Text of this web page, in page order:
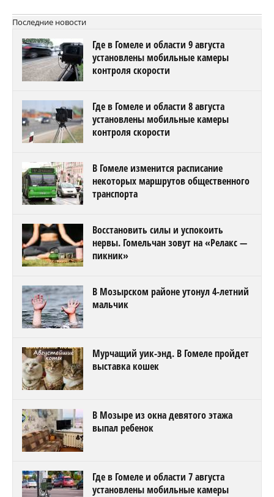
Последние новости
Где в Гомеле и области 9 августа
установлены мобильные камеры
контроля скорости
Где в Гомеле и области 8 августа
установлены мобильные камеры
контроля скорости
В Гомеле изменится расписание
некоторых маршрутов общественного
транспорта
Восстановить силы и успокоить
нервы. Гомельчан зовут на «Релакс —
пикник»
В Мозырском районе утонул 4-летний
мальчик
Мурчащий уик-энд. В Гомеле пройдет
выставка кошек
В Мозыре из окна девятого этажа
выпал ребенок
Где в Гомеле и области 7 августа
установлены мобильные камеры